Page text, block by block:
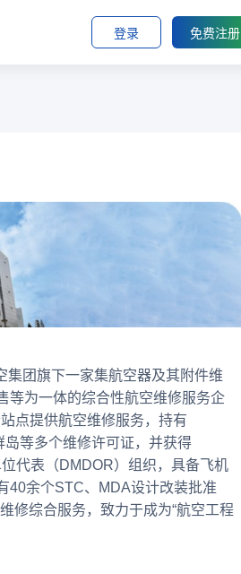
登录 免费注册
集团旗下一家集航空器及其附件维
等为一体的综合性航空维修服务企
点提供航空维修服务，持有
等多个维修许可证，并获得
代表（DMDOR）组织，具备飞机
40余个STC、MDA设计改装批准
修综合服务，致力于成为“航空工程